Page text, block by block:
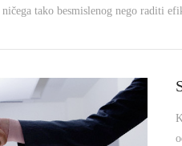
tako besmislenog nego raditi